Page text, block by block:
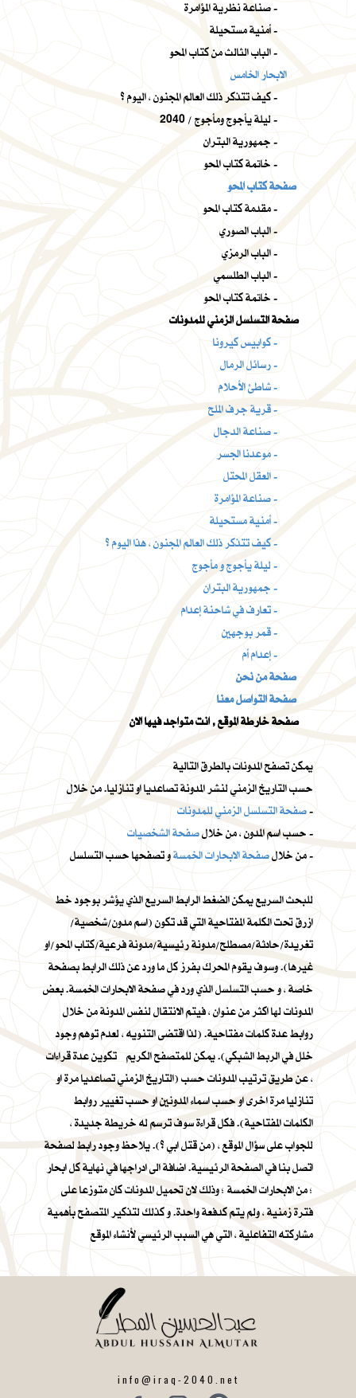
صناعة نظرية المؤامرة -
أمنية مستحيلة -
الباب الثالث من كتاب المحو -
الابحار الخامس
كيف تتذكر ذلك العالم المجنون ، اليوم ؟ -
ليلة يأجوج ومأجوج / 2040 -
جمهورية البتران -
خاتمة كتاب المحو -
صفحة كتاب المحو
مقدمة كتاب المحو -
الباب الصوري -
الباب الرمزي -
الباب الطلسمي -
خاتمة كتاب المحو -
صفحة التسلسل الزمني للمدونات
كوابيس كيرونا -
رسائل الرمال -
شاطئ الأحلام -
قرية جرف الملح -
صناعة الدجال -
موعدنا الجسر -
العقل المحتل -
صناعة المؤامرة -
أمنية مستحيلة -
كيف تتذكر ذلك العالم المجنون ، هذا اليوم ؟ -
ليلة يأجوج و مأجوج -
جمهورية البتران -
تعارف في شاحنة إعدام -
قمر بوجهين -
إعدام أم -
صفحة من نحن
صفحة التواصل معنا
صفحة خارطة الموقع , انت متواجد فيها الان
يمكن تصفح المدونات بالطرق التالية
حسب التاريخ الزمني لنشر المدونة تصاعديا او تنازليا. من خلال
صفحة التسلسل الزمني للمدونات-
حسب اسم المدون ، من خلالصفحة الشخصيات
-
من خلالصفحة الابحارات الخمسة
و تصفحها حسب التسلسل -
للبحث السريع يمكن الضغط الرابط السريع الذي يؤشر بوجود خط
ازرق تحت الكلمة المفتاحية التي قد تكون (اسم مدون/شخصية/
تغريدة/حادثة/مصطلح/مدونة رئيسية/مدونة فرعية/كتاب المحو/او
غيرها). وسوف يقوم المحرك بفرز كل ما ورد عن ذلك الرابط بصفحة
خاصة ، و حسب التسلسل الذي ورد في صفحة الابحارات الخمسة. بعض
المدونات لها اكثر من عنوان ، فيتم الانتقال لنفس المدونة من خلال
روابط عدة كلمات مفتاحية. (لذا اقتضى التنويه ، لعدم توهم وجود
خلل في الربط الشبكي). يمكن للمتصفح الكريم تكوين عدة قراءات
، عن طريق ترتيب المدونات حسب (التاريخ الزمني تصاعديا مرة او
تنازليا مرة اخرى او حسب اسماء المدونين او حسب تغيير روابط
الكلمات المفتاحية). فكل قراءة سوف ترسم له خريطة جديدة ،
للجواب على سؤال الموقع ، (من قتل ابي ؟). يلاحظ وجود رابط لصفحة
اتصل بنا في الصفحة الرئيسية. اضافة الى ادراجها في نهاية كل ابحار
؛ من الابحارات الخمسة ؛ وذلك لان تحميل المدونات كان متوزعا على
فترة زمنية ، ولم يتم كدفعة واحدة. و كذلك لتذكير المتصفح بأهمية
مشاركته التفاعلية ، التي هي السبب الرئيسي لأنشاء الموقع
info@iraq-2040.net